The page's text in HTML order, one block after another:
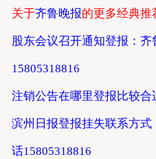
关于齐鲁晚报的更多经典
股东会议召开通知登报：
15805318816
注销公告在哪里登报比较
滨州日报登报挂失联系方
话15805318816